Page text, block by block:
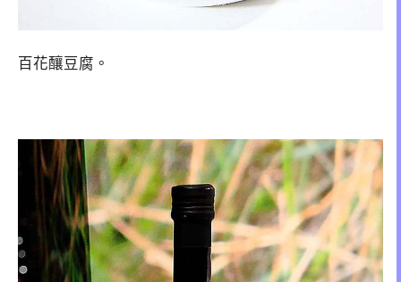
百花釀豆腐。